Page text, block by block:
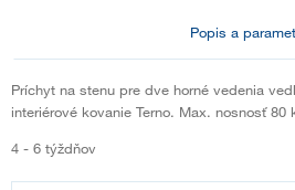
Popis a
Príchyt na stenu pre dve horné vedenia
interiérové kovanie Terno. Max. nosnosť 80
4 - 6 týždňov